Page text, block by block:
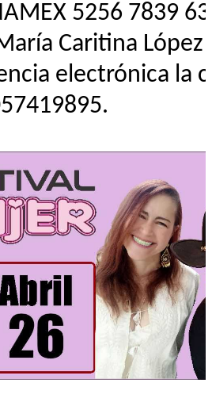
5256 7839
Caritina López
electrónica la